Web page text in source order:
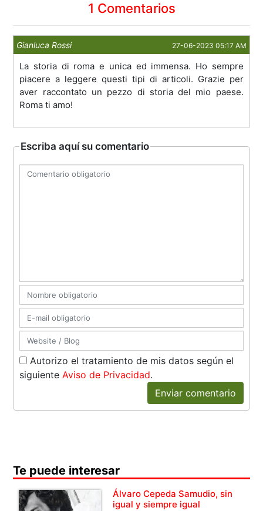
1 Comentarios
Gianluca Rossi 27-06-2023 05:17 AM
La storia di roma e unica ed immensa. Ho sempre
piacere a leggere questi tipi di articoli. Grazie per
aver raccontato un pezzo di storia del mio paese.
Roma ti amo!
Escriba aquí su comentario
Autorizo el tratamiento de mis datos según el
siguienteAviso de Privacidad.
Enviar comentario
Te puede interesar
Álvaro Cepeda Samudio, sin
igual y siempre igual